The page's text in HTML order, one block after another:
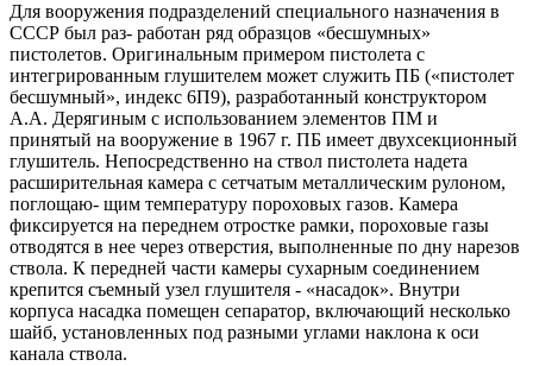
Для вооружения подразделений специального назначения в
СССР был раз- работан ряд образцов «бесшумных»
пистолетов. Оригинальным примером пистолета с
интегрированным глушителем может служить ПБ («пистолет
бесшумный», индекс 6П9), разработанный конструктором
А.А. Дерягиным с использованием элементов ПМ и
принятый на вооружение в 1967 г. ПБ имеет двухсекционный
глушитель. Непосредственно на ствол пистолета надета
расширительная камера с сетчатым металлическим рулоном,
поглощаю- щим температуру пороховых газов. Камера
фиксируется на переднем отростке рамки, пороховые газы
отводятся в нее через отверстия, выполненные по дну нарезов
ствола. К передней части камеры сухарным соединением
крепится съемный узел глушителя - «насадок». Внутри
корпуса насадка помещен сепаратор, включающий несколько
шайб, установленных под разными углами наклона к оси
канала ствола.